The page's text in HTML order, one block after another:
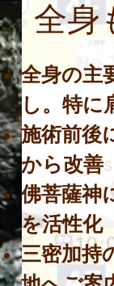
全身
全身の主
し。特に
施術前後
から改善
佛菩薩神
を活性化
三密加持